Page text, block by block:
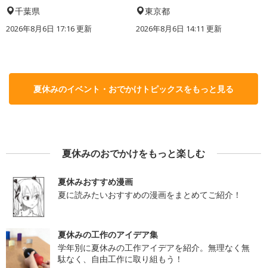
千葉県
2026年8月6日 17:16更新
東京都
2026年8月6日 14:11 更新
夏休みのイベント・おでかけトピックスをもっと見る
夏休みのおでかけをもっと楽しむ
夏休みおすすめ漫画
夏に読みたいおすすめの漫画をまとめてご紹介！
夏休みの工作のアイデア集
学年別に夏休みの工作アイデアを紹介。無理なく無
駄なく、自由工作に取り組もう！